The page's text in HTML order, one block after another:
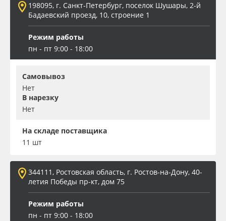
198095, г. Санкт-Петербург, поселок Шушары, 2-й
Бадаевский проезд, 10, строение 1
Режим работы
пн - пт 9:00 - 18:00
Самовывоз
Нет
В нарезку
Нет
На складе поставщика
11 шт
344111, Ростовская область, г. Ростов-на-Дону, 40-
летия Победы пр-кт, дом 75
Режим работы
пн - пт 9:00 - 18:00